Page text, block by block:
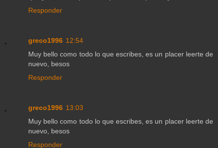
Responder
greco1996 12:54
Muy bello como todo lo que escribes, es un placer leerte de
nuevo, besos
Responder
greco1996 13:03
Muy bello como todo lo que escribes, es un placer leerte de
nuevo, besos
Responder